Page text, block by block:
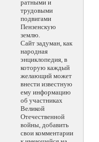
ратными и
трудовыми
подвигами
Пензенскую
землю.
Сайт задуман, как
народная
энциклопедия, в
которую каждый
желающий может
внести известную
ему информацию
об участниках
Великой
Отечественной
войны, добавить
свои комментарии